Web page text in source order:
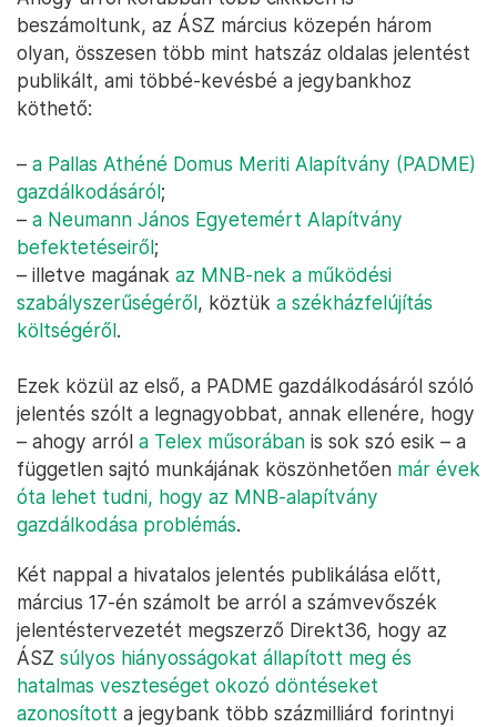
beszámoltunk, az ÁSZ március közepén három
olyan, összesen több mint hatszáz oldalas jelentést
publikált, ami többé-kevésbé a jegybankhoz
köthető:
– a Pallas Athéné Domus Meriti Alapítvány (PADME)
gazdálkodásáról;
– a Neumann János Egyetemért Alapítvány
befektetéseiről;
– illetve magának az MNB-nek a működési
szabályszerűségéről, köztük a székházfelújítás
költségéről.
Ezek közül az első, a PADME gazdálkodásáról szóló
jelentés szólt a legnagyobbat, annak ellenére, hogy
– ahogy arról a Telex műsorában is sok szó esik – a
független sajtó munkájának köszönhetően már évek
óta lehet tudni, hogy az MNB-alapítvány
gazdálkodása problémás.
Két nappal a hivatalos jelentés publikálása előtt,
március 17-én számolt be arról a számvevőszék
jelentéstervezetét megszerző Direkt36, hogy az
ÁSZ súlyos hiányosságokat állapított meg és
hatalmas veszteséget okozó döntéseket
azonosított a jegybank több százmilliárd forintnyi